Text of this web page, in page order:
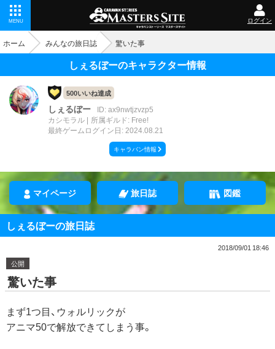
MENU ログイン
ホーム みんなの旅日誌 驚いた事
しぇるぼーのキャラクター情報
500いいね達成
しぇるぼー
ID: ax9nwtjzvzp5
カシモラル
所属ギルド: Free!
最終ゲームログイン日: 2024.08.21
キャラバン情報
マイページ 旅日誌 図鑑
しぇるぼーの旅日誌
2018/09/01 18:46
公開
驚いた事
まず1つ目、ウォルリックが
アニマ50で解放できてしまう事。